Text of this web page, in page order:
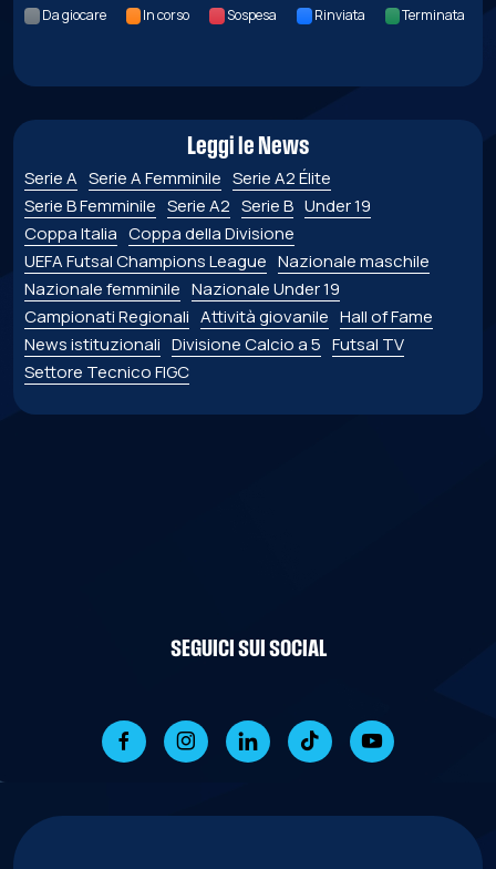
Da giocare In corso Sospesa Rinviata Terminata
Leggi le News
Serie A Serie A Femminile Serie A2 Élite
Serie B Femminile Serie A2 Serie B Under 19
Coppa Italia Coppa della Divisione
UEFA Futsal Champions League Nazionale maschile
Nazionale femminile Nazionale Under 19
Campionati Regionali Attività giovanile Hall of Fame
News istituzionali Divisione Calcio a 5 Futsal TV
Settore Tecnico FIGC
SEGUICI SUI SOCIAL